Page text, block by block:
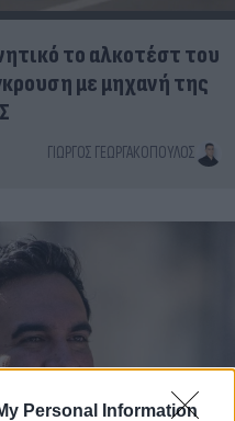
Personal Information
το αλκοτέστ του
με μηχανή της
ΓΙΏΡΓΟΣ ΓΕΩΡΓΑΚΌΠΟΥΛΟΣ